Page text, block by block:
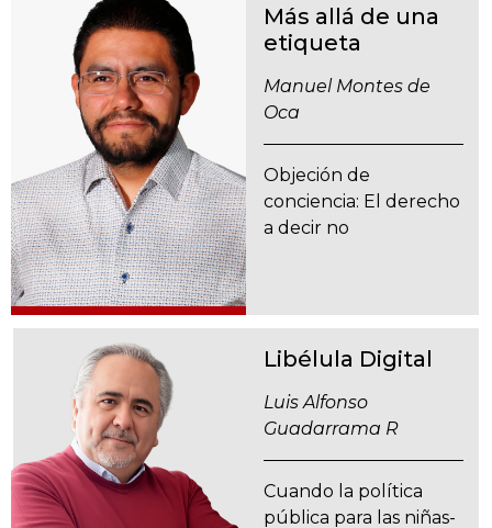
Más allá de una
etiqueta
Manuel Montes de
Oca
Objeción de
conciencia: El derecho
a decir no
Libélula Digital
Luis Alfonso
Guadarrama R
Cuando la política
pública para las niñas-